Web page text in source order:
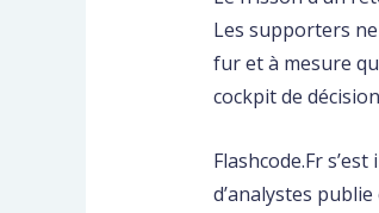
Les supporters
fur et à mesure
cockpit de
Flashcode.Fr
d’analystes